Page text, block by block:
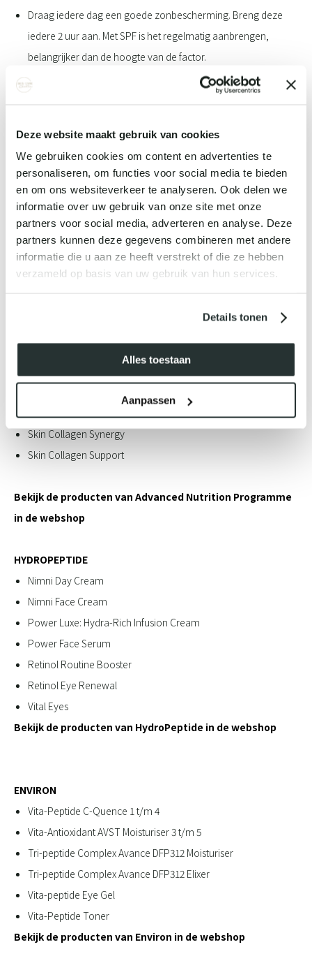
Deze website maakt gebruik van cookies
We gebruiken cookies om content en advertenties te
personaliseren, om functies voor social media te bieden
en om ons websiteverkeer te analyseren. Ook delen we
informatie over uw gebruik van onze site met onze
partners voor social media, adverteren en analyse. Deze
partners kunnen deze gegevens combineren met andere
informatie die u aan ze heeft verstrekt of die ze hebben
verzameld op basis van uw gebruik van hun services.
Details tonen
Alles toestaan
Aanpassen
Draag iedere dag een goede zonbescherming. Breng deze
iedere 2 uur aan. Met SPF is het regelmatig aanbrengen,
belangrijker dan de hoogte van de factor.
Eet veel eiwitten, groente en fruit om zo je lichaam te
voorzien van de nodige aminozuren en antioxidanten.
elastine vezels af.
Gebruik hoogwaardige producten met peptiden en andere
collageenstimulerende ingrediënten.
Kies voor supplementen die bouwstenen bevatten en geen
kant- en klaar collageen. Want, zoals je nu weet, kan je huid
hier geen gezond, houdbaar collageen mee maken.
ADVANCED NUTRITION PROGRAMME
Skin Collagen Synergy
Skin Collagen Support
Bekijk de producten van Advanced Nutrition Programme
in de webshop
HYDROPEPTIDE
Nimni Day Cream
Nimni Face Cream
Power Luxe: Hydra-Rich Infusion Cream
Power Face Serum
Retinol Routine Booster
Retinol Eye Renewal
Vital Eyes
Bekijk de producten van HydroPeptide in de webshop
ENVIRON
Vita-Peptide C-Quence 1 t/m 4
Vita-Antioxidant AVST Moisturiser 3 t/m 5
Tri-peptide Complex Avance DFP312 Moisturiser
Tri-peptide Complex Avance DFP312 Elixer
Vita-peptide Eye Gel
Vita-Peptide Toner
Bekijk de producten van Environ in de webshop